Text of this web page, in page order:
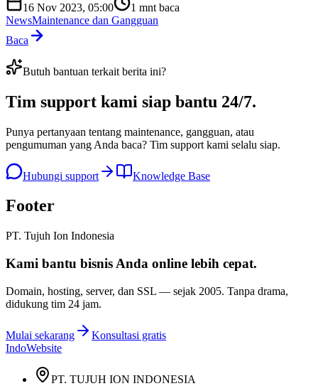
16 Nov 2023, 05:00 1 mnt baca
NewsMaintenance dan Gangguan
Baca
Butuh bantuan terkait berita ini?
Tim support kami siap bantu 24/7.
Punya pertanyaan tentang maintenance, gangguan, atau
pengumuman yang Anda baca? Tim support kami selalu siap.
Hubungi support Knowledge Base
Footer
PT. Tujuh Ion Indonesia
Kami bantu bisnis Anda online lebih cepat.
Domain, hosting, server, dan SSL — sejak 2005. Tanpa drama,
didukung tim 24 jam.
Mulai sekarang
Konsultasi gratis
IndoWebsite
PT. TUJUH ION INDONESIA